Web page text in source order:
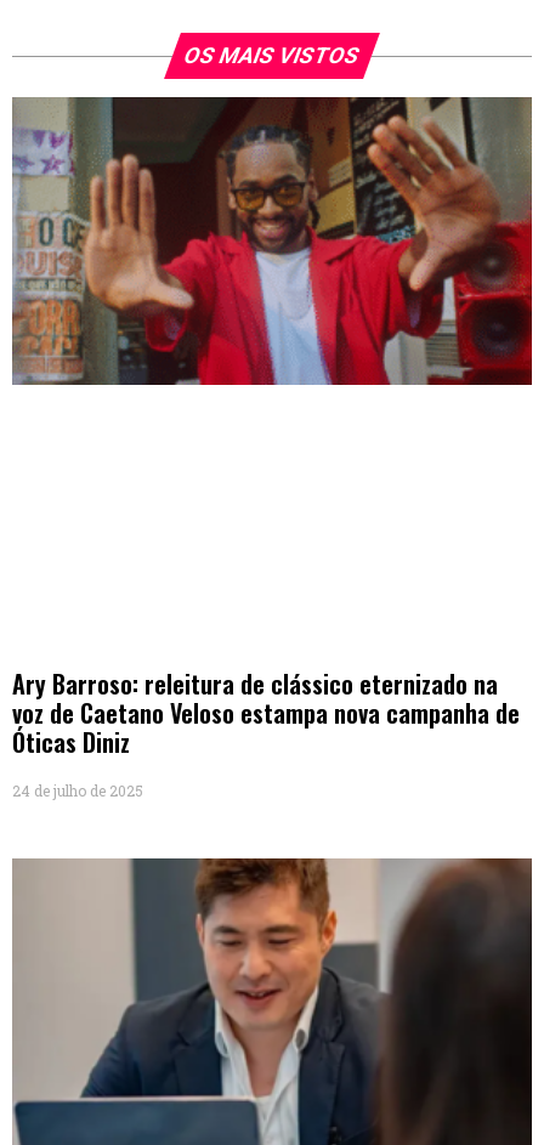
OS MAIS VISTOS
Ary Barroso: releitura de clássico eternizado na
voz de Caetano Veloso estampa nova campanha de
Óticas Diniz
24 de julho de 2025